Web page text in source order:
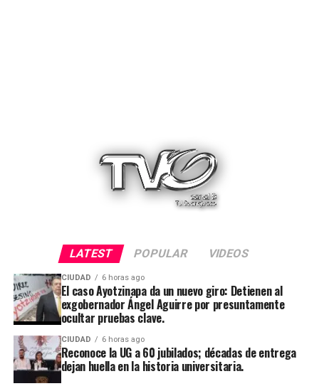
LATEST POPULAR VIDEOS
CIUDAD 6 horas ago
El caso Ayotzinapa da un nuevo giro: Detienen al
exgobernador Ángel Aguirre por presuntamente
ocultar pruebas clave.
CIUDAD 6 horas ago
Reconoce la UG a 60 jubilados; décadas de entrega
dejan huella en la historia universitaria.